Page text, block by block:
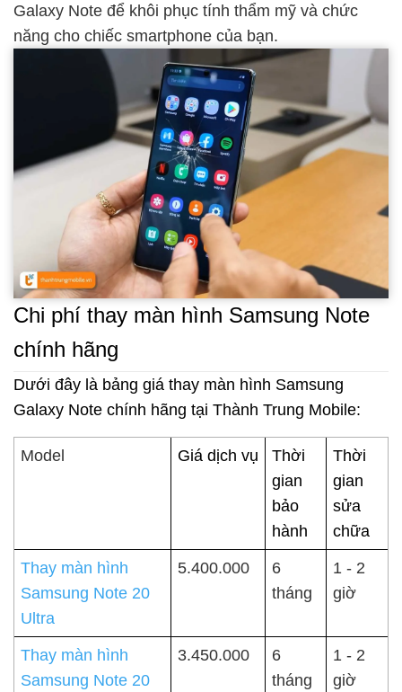
Galaxy Note để khôi phục tính thẩm mỹ và chức
năng cho chiếc smartphone của bạn.
Chi phí thay màn hình Samsung Note
chính hãng
Dưới đây là bảng giá thay màn hình Samsung
Galaxy Note chính hãng tại Thành Trung Mobile:
Model Giá dịch vụ
Thời
gian
bảo
hành
Thời
gian
sửa
chữa
Thay màn hình
Samsung Note 20
Ultra
5.400.000
6
tháng
1 - 2
giờ
Thay màn hình
Samsung Note 20
3.450.000
6
tháng
1 - 2
giờ